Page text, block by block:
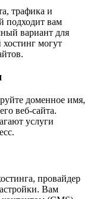
трафика и
подходит вам
вариант для
могут
доменное имя,
веб-сайта.
услуги
провайдер
Вам